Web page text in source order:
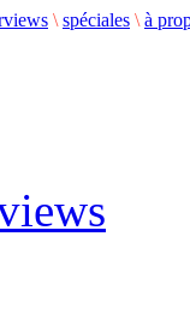
\ spéciales \ à